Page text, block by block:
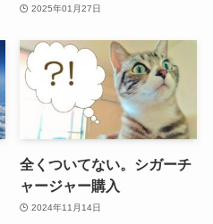
2025年01月27日
全くついてない。シガーチ
ャージャー購入
2024年11月14日